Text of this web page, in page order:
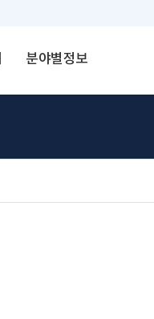
분야별정보